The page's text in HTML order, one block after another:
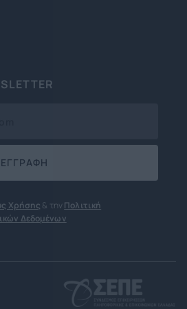
ΕΓΓΡΑΦΗ
Χρήσης & την Πολιτική
Δεδομένων